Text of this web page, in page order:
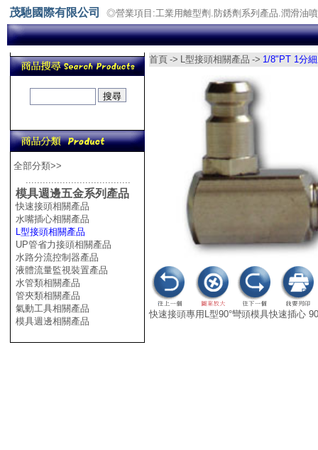
茂馳國際有限公司 ◎營業項目:工業用離型劑.防銹劑系列產品.潤滑油
全部分類>>
.....................................
模具週邊五金系列產品
快速接頭相關產品
水嘴插心相關產品
L型接頭相關產品
UP管省力接頭相關產品
水路分流控制器產品
液體流量監視裝置產品
水管類相關產品
管夾類相關產品
氣動工具相關產品
模具週邊相關產品
首頁 -> L型接頭相關產品 -> 1/8"PT 1分
快速接頭專用L型90°彎頭模具快速插心